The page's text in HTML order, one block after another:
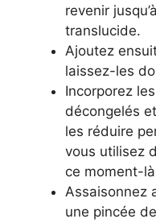
revenir
translucide.
Ajoutez
laissez-les
Incorporez
décongelés
les réduire
vous utilisez
ce moment-
Assaisonnez
une pincée